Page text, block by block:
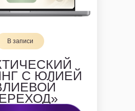
С ЮЛИЕЙ
В записи